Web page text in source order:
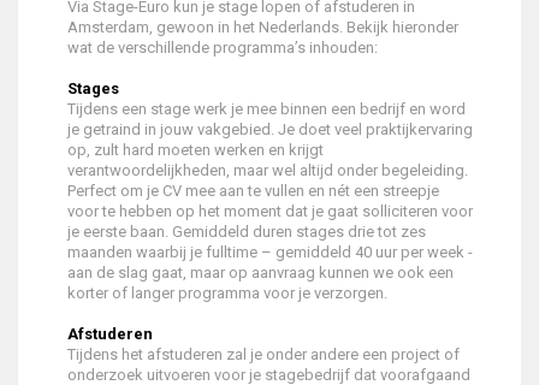
Via Stage-Euro kun je stage lopen of afstuderen in
Amsterdam, gewoon in het Nederlands. Bekijk hieronder
wat de verschillende programma’s inhouden:
Stages
Tijdens een stage werk je mee binnen een bedrijf en word
je getraind in jouw vakgebied. Je doet veel praktijkervaring
op, zult hard moeten werken en krijgt
verantwoordelijkheden, maar wel altijd onder begeleiding.
Perfect om je CV mee aan te vullen en nét een streepje
voor te hebben op het moment dat je gaat solliciteren voor
je eerste baan. Gemiddeld duren stages drie tot zes
maanden waarbij je fulltime – gemiddeld 40 uur per week -
aan de slag gaat, maar op aanvraag kunnen we ook een
korter of langer programma voor je verzorgen.
Afstuderen
Tijdens het afstuderen zal je onder andere een project of
onderzoek uitvoeren voor je stagebedrijf dat voorafgaand